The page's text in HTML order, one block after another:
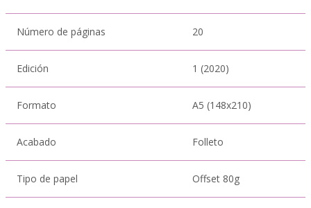
Número de páginas 20
Edición 1 (2020)
Formato A5 (148x210)
Acabado Folleto
Tipo de papel Offset 80g